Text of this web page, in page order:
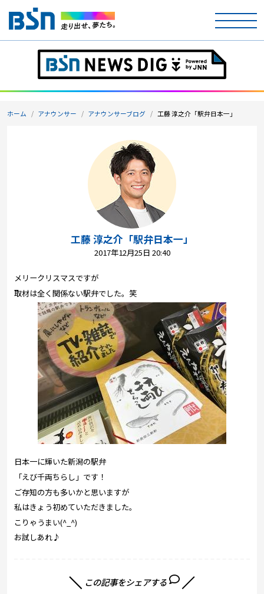
ホーム
テレビ
ラジオ
アナウンサー
イベント
ニュース
天気
コンテンツ・アプリ
キッズ ケンジュ
愛の募金
Well-being 防災・減災
ショッピング
会社概要・ビジョン
お問い合わせ
ホーム アナウンサー アナウンサーブログ 工藤 淳之介「駅弁日本一」
工藤 淳之介「駅弁日本一」
2017年12月25日 20:40
メリークリスマスですが
取材は全く関係ない駅弁でした。笑
日本一に輝いた新潟の駅弁
「えび千両ちらし」です！
ご存知の方も多いかと思いますが
私はきょう初めていただきました。
こりゃうまい(^_^)
お試しあれ♪
この記事をシェアする